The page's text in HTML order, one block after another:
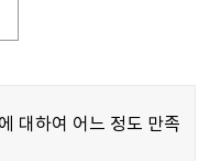
대하여 어느 정도 만족